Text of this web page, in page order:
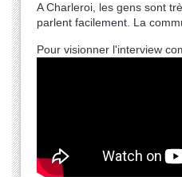
A Charleroi, les gens sont
parlent facilement. La
Pour visionner l'interview